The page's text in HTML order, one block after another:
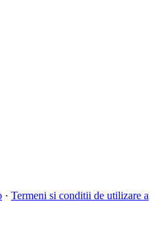
· Termeni si conditii de utilizare a